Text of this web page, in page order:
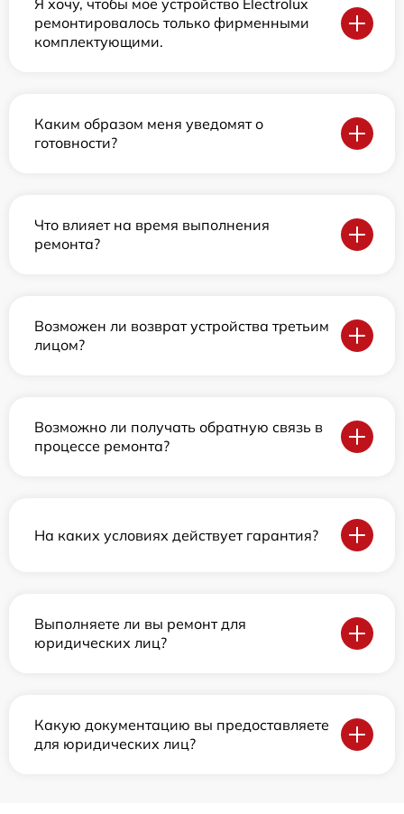
Я хочу, чтобы мое устройство Electrolux
ремонтировалось только фирменными
комплектующими.
Каким образом меня уведомят о
готовности?
Что влияет на время выполнения
ремонта?
Возможен ли возврат устройства третьим
лицом?
Возможно ли получать обратную связь в
процессе ремонта?
На каких условиях действует гарантия?
Выполняете ли вы ремонт для
юридических лиц?
Какую документацию вы предоставляете
для юридических лиц?